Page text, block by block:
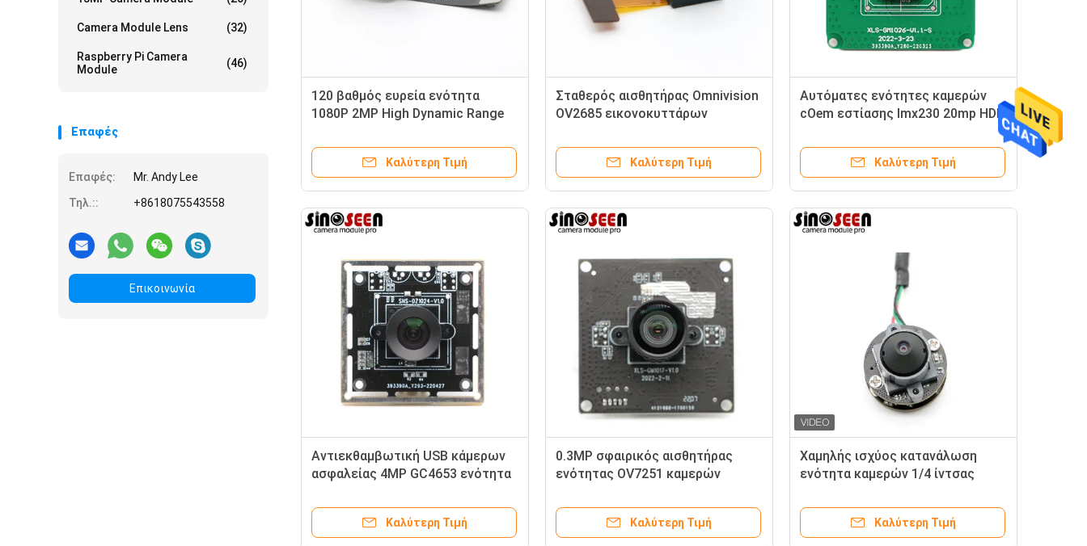
Camera Module Lens (32)
Raspberry Pi Camera
Module
(46)
Επαφές
Επαφές:
Mr. Andy Lee
Τηλ.::
+8618075543558
Επικοινωνία
120 βαθμός ευρεία ενότητα
1080P 2MP High Dynamic Range
Καλύτερη Τιμή
Σταθερός αισθητήρας Omnivision
OV2685 εικονοκυττάρων
εστίασης FH26 MIPI
Καλύτερη Τιμή
Αυτόματες ενότητες καμερών
cOem εστίασης Imx230 20mp HDR
πυροβολισμού
Καλύτερη Τιμή
Αντιεκθαμβωτική USB κάμερων
ασφαλείας 4MP GC4653 ενότητα
Καλύτερη Τιμή
0.3MP σφαιρικός αισθητήρας
ενότητας OV7251 καμερών
όραση
Καλύτερη Τιμή
Χαμηλής ισχύος κατανάλωση
ενότητα καμερών 1/4 ίντσας
GC1054
Καλύτερη Τιμή